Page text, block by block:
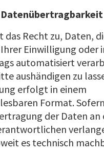
das Recht zu, Daten,
Einwilligung oder
automatisiert
aushändigen zu
erfolgt in einem
Format.
der Daten an
es technisch